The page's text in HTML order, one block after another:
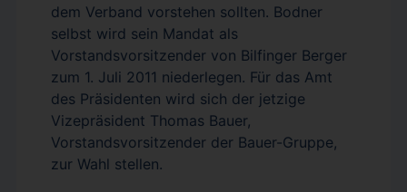
dem Verband vorstehen sollten. Bodner
selbst wird sein Mandat als
Vorstandsvorsitzender von Bilfinger Berger
zum 1. Juli 2011 niederlegen. Für das Amt
des Präsidenten wird sich der jetzige
Vizepräsident Thomas Bauer,
Vorstandsvorsitzender der Bauer-Gruppe,
zur Wahl stellen.